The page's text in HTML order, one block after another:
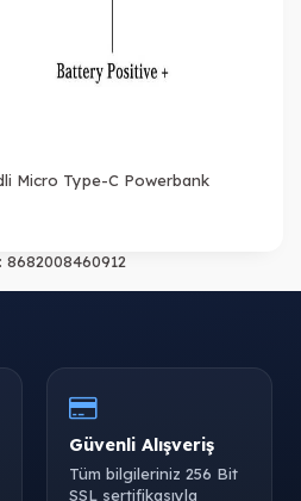
Micro Type-C Powerbank
8682008460912
Güvenli Alışveriş
Tüm bilgileriniz 256 Bit
SSL sertifikasıyla